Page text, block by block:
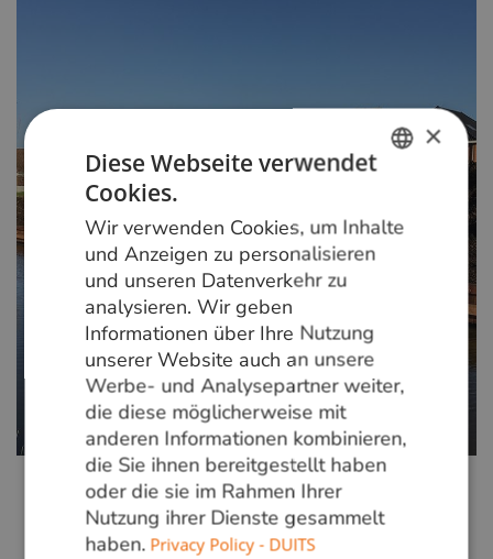
GERMAN
ENGLISH
×
Diese Webseite verwendet
Cookies.
Wir verwenden Cookies, um Inhalte
und Anzeigen zu personalisieren
und unseren Datenverkehr zu
analysieren. Wir geben
Informationen über Ihre Nutzung
unserer Website auch an unsere
Werbe- und Analysepartner weiter,
die diese möglicherweise mit
anderen Informationen kombinieren,
die Sie ihnen bereitgestellt haben
oder die sie im Rahmen Ihrer
Nutzung ihrer Dienste gesammelt
haben. Privacy Policy - DUITS